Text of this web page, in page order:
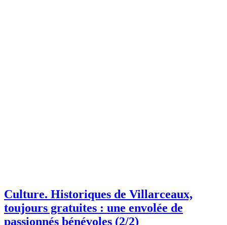
Culture. Historiques de Villarceaux,
toujours gratuites : une envolée de
passionnés bénévoles (2/2)